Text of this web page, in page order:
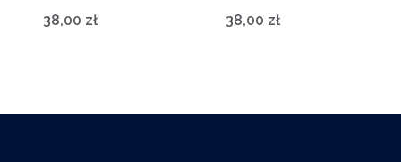
38,00 zł 38,00 zł